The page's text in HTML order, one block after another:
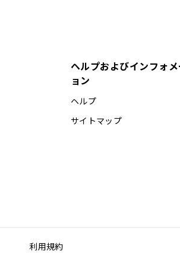
ヘルプおよびインフォメ
ョン
ヘルプ
サイトマップ
利用規約